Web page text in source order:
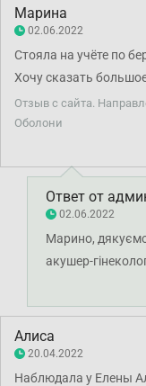
Марина
02.06.2022
Стояла на учёте по
Хочу сказать
внимательный врач
и успокаивающая,
положении:) Всегда
Однозначно
Отзыв с сайта.
Оболони
Ответ от
02.06.2022
Марино, дякуємо
акушер-
Алиса
20.04.2022
Наблюдала у Елены